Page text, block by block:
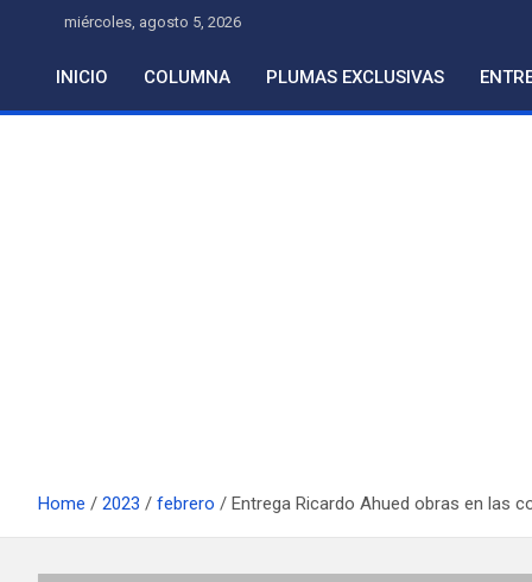
content
miércoles, agosto 5, 2026
INICIO COLUMNA PLUMAS EXCLUSIVAS
Home 2023 febrero Entrega Ricardo Ahued obras en las